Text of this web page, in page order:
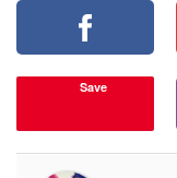
Save